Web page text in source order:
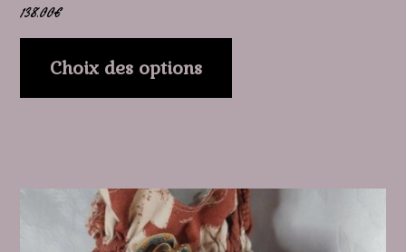
138.00€
Choix des options
produit